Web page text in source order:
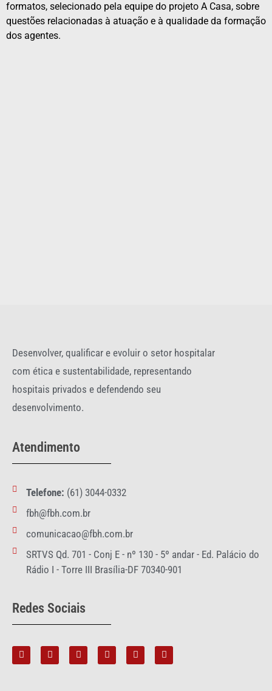
formatos, selecionado pela equipe do projeto A Casa, sobre
questões relacionadas à atuação e à qualidade da formação
dos agentes.
Desenvolver, qualificar e evoluir o setor hospitalar
com ética e sustentabilidade, representando
hospitais privados e defendendo seu
desenvolvimento.
Atendimento
Telefone: (61) 3044-0332
fbh@fbh.com.br
comunicacao@fbh.com.br
SRTVS Qd. 701 - Conj E - nº 130 - 5º andar - Ed. Palácio do
Rádio I - Torre III Brasília-DF 70340-901
Redes Sociais